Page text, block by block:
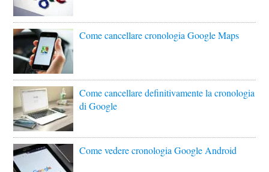
Come cancellare cronologia Google Maps
Come cancellare definitivamente la cronologia
di Google
Come vedere cronologia Google Android